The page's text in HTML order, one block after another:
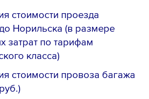
стоимости проезда
Норильска (в размере
затрат по тарифам
класса)
стоимости провоза багажа